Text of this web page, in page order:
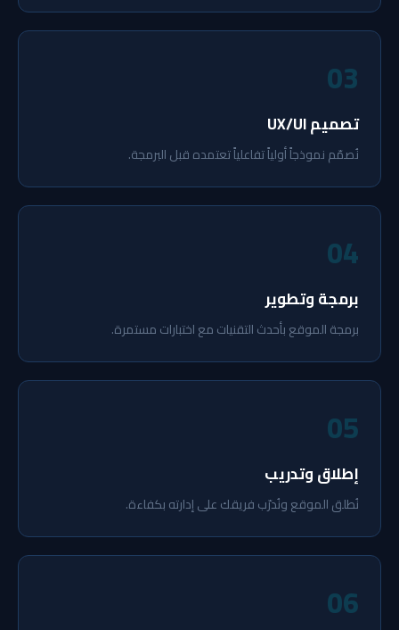
03
تصميم UX/UI
نُصمّم نموذجاً أولياً تفاعلياً تعتمده قبل البرمجة.
04
برمجة وتطوير
برمجة الموقع بأحدث التقنيات مع اختبارات مستمرة.
05
إطلاق وتدريب
نُطلق الموقع ونُدرّب فريقك على إدارته بكفاءة.
06